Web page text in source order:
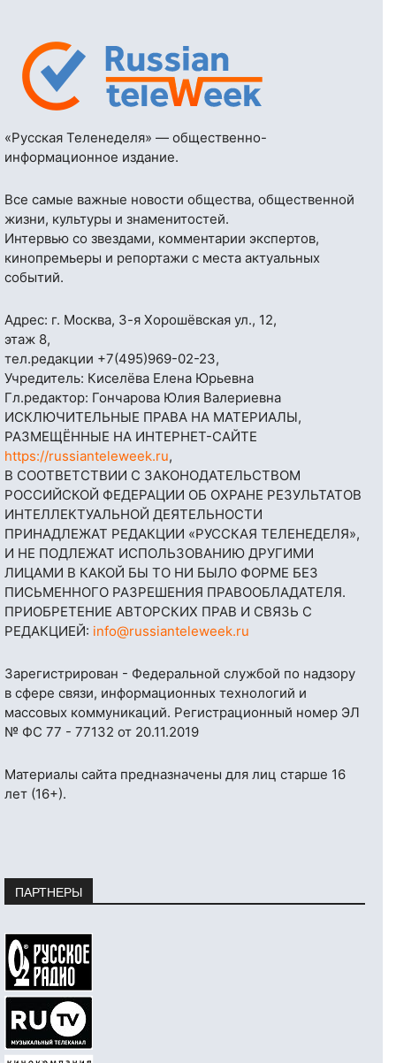
«Русская Теленеделя» — общественно-
информационное издание.
Все самые важные новости общества, общественной
жизни, культуры и знаменитостей.
Интервью со звездами, комментарии экспертов,
кинопремьеры и репортажи с места актуальных
событий.
Адрес: г. Москва, 3-я Хорошёвская ул., 12,
этаж 8,
тел.редакции +7(495)969-02-23,
Учредитель: Киселёва Елена Юрьевна
Гл.редактор: Гончарова Юлия Валериевна
ИСКЛЮЧИТЕЛЬНЫЕ ПРАВА НА МАТЕРИАЛЫ,
РАЗМЕЩЁННЫЕ НА ИНТЕРНЕТ-САЙТЕ
https://russianteleweek.ru,
В СООТВЕТСТВИИ С ЗАКОНОДАТЕЛЬСТВОМ
РОССИЙСКОЙ ФЕДЕРАЦИИ ОБ ОХРАНЕ РЕЗУЛЬТАТОВ
ИНТЕЛЛЕКТУАЛЬНОЙ ДЕЯТЕЛЬНОСТИ
ПРИНАДЛЕЖАТ РЕДАКЦИИ «РУССКАЯ ТЕЛЕНЕДЕЛЯ»,
И НЕ ПОДЛЕЖАТ ИСПОЛЬЗОВАНИЮ ДРУГИМИ
ЛИЦАМИ В КАКОЙ БЫ ТО НИ БЫЛО ФОРМЕ БЕЗ
ПИСЬМЕННОГО РАЗРЕШЕНИЯ ПРАВООБЛАДАТЕЛЯ.
ПРИОБРЕТЕНИЕ АВТОРСКИХ ПРАВ И СВЯЗЬ С
РЕДАКЦИЕЙ: info@russianteleweek.ru
Зарегистрирован - Федеральной службой по надзору
в сфере связи, информационных технологий и
массовых коммуникаций. Регистрационный номер ЭЛ
№ ФС 77 - 77132 от 20.11.2019
Материалы сайта предназначены для лиц старше 16
лет (16+).
ПАРТНЕРЫ